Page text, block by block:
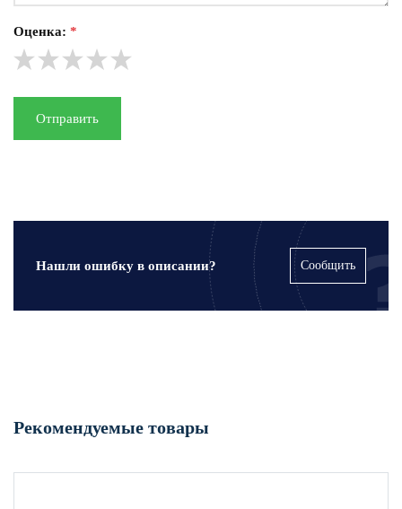
Оценка: *
Отправить
Нашли ошибку в описании? Сообщить
Рекомендуемые товары